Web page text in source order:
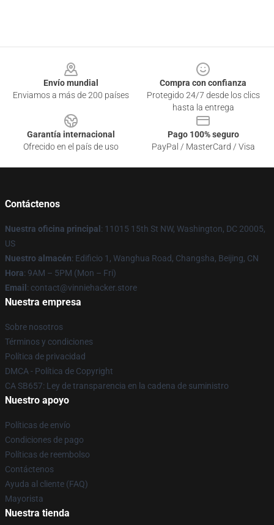
Envío mundial
Enviamos a más de 200 países
Compra con confianza
Protegido 24/7 desde los clics
hasta la entrega
Garantía internacional
Ofrecido en el país de uso
Pago 100% seguro
PayPal / MasterCard / Visa
Contáctenos
Nuestra oficina principal : 11015 15th St NW, Washington, DC 20005,
US
Nuestro almacén: Edificio 1, Wanghua Road, Changsha, Beijing, CN
Hora: 9AM – 5PM (Mon – Fri)
Email : contact@vinniehacker.store
Nuestra empresa
Sobre nosotros
Términos y condiciones
Política de privacidad
DMCA - Política de Copyright
CA SB657: Ley de transparencia en la cadena de suministro
Nuestro apoyo
Políticas de envío
Condiciones de pago
Políticas de reembolso
Contáctenos
Ayuda al cliente (FAQ)
Mayorista
Nuestra tienda